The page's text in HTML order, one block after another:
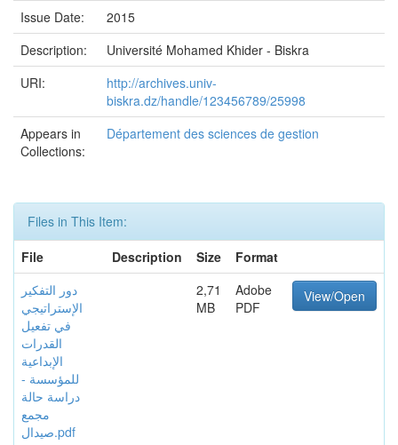
Issue Date:
2015
Description:
Université Mohamed Khider - Biskra
URI:
http://archives.univ-
biskra.dz/handle/123456789/25998
Appears in
Collections:
Département des sciences de gestion
Files in This Item:
File
Description Size
Format
دور التفكير
الإستراتيجي
في تفعيل
القدرات
الإبداعية
للمؤسسة -
دراسة حالة
مجمع
صيدال.pdf
2,71
MB
Adobe
PDF
View/Open